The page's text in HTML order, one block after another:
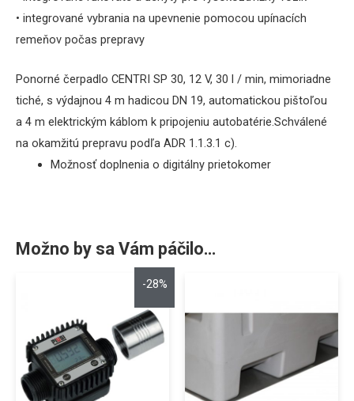
• integrované vybrania na upevnenie pomocou upínacích
remeňov počas prepravy
Ponorné čerpadlo CENTRI SP 30, 12 V, 30 l / min, mimoriadne
tiché, s výdajnou 4 m hadicou DN 19, automatickou pištoľou
a 4 m elektrickým káblom k pripojeniu autobatérie.Schválené
na okamžitú prepravu podľa ADR 1.1.3.1 c).
Možnosť doplnenia o digitálny prietokomer
Možno by sa Vám páčilo…
-28%